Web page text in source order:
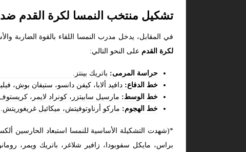
تشكيل منتخب النمسا لكرة القدم ضد
في المقابل، يدخل مدرب النمسا اللقاء بالقوة الضاربة
لكرة القدم على النحو التالي:
حراسة المرمى: باتريك بينتز.
خط الدفاع: دافيد ألابا، كيفن دانسو، ستيفان بوش،
خط الوسط: مارسيل سابيتزر، كونراد لايمر،
خط الهجوم: ماركو أرناوتوفيتش، ميكائيل غريغوريتش.
*(شهدت التشكيلة الأساسية للنمسا استبعاد الحارسين
براس، مايكل سفوبودا، زافير شلاغر، باتريك ويمر،